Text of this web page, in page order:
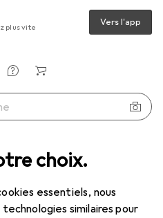
choix.
essentiels, nous
similaires pour
plus vite Vers l'app
Starrett Mandrin pour scies trépans